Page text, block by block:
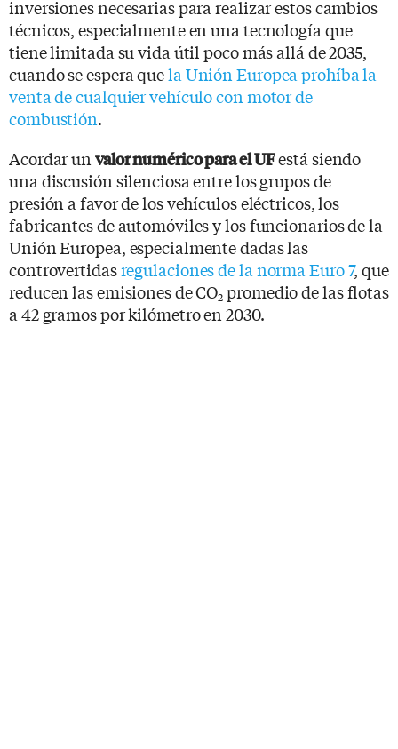
inversiones necesarias para realizar estos cambios
técnicos, especialmente en una tecnología que
tiene limitada su vida útil poco más allá de 2035,
cuando se espera quela Unión Europea prohíba la
venta de cualquier vehículo con motor de
combustión.
Acordar un valor numérico para el UFestá siendo
una discusión silenciosa entre los grupos de
presión a favor de los vehículos eléctricos, los
fabricantes de automóviles y los funcionarios de la
Unión Europea, especialmente dadas las
controvertidasregulaciones de la norma Euro 7, que
reducen las emisiones de CO2 promedio de las flotas
a 42 gramos por kilómetro en 2030.